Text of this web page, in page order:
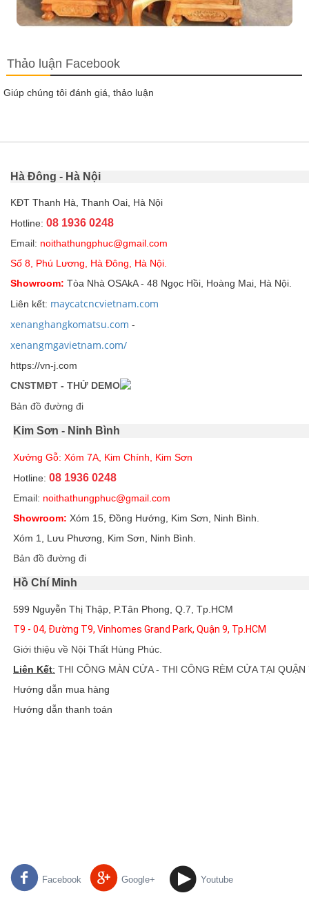
Thảo luận Facebook
Giúp chúng tôi đánh giá, thảo luận
Hà Đông - Hà Nội
KĐT Thanh Hà, Thanh Oai, Hà Nội
Hotline: 08 1936 0248
Email: noithathungphuc@gmail.com
Số 8, Phú Lương, Hà Đông, Hà Nội.
Showroom: Tòa Nhà OSAkA - 48 Ngọc Hồi, Hoàng Mai, Hà Nội.
Liên kết: maycatcncvietnam.com
xenanghangkomatsu.com -
xenangmgavietnam.com/
https://vn-j.com
CNSTMĐT - THỬ DEMO
Bản đồ đường đi
Kim Sơn - Ninh Bình
Xưởng Gỗ: Xóm 7A, Kim Chính, Kim Sơn
Hotline: 08 1936 0248
Email: noithathungphuc@gmail.com
Showroom: Xóm 15, Đồng Hướng, Kim Sơn, Ninh Bình.
Xóm 1, Lưu Phương, Kim Sơn, Ninh Bình.
Bản đồ đường đi
Hồ Chí Minh
599 Nguyễn Thị Thập, P.Tân Phong, Q.7, Tp.HCM
T9 - 04, Đường T9, Vinhomes Grand Park, Quận 9, Tp.HCM
Giới thiệu về Nội Thất Hùng Phúc
Liên Kết: THI CÔNG MÀN CỬA - THI CÔNG RÈM CỬA TẠI QUẬN
Hướng dẫn mua hàng
Hướng dẫn thanh toán
Facebook Google+ Youtube